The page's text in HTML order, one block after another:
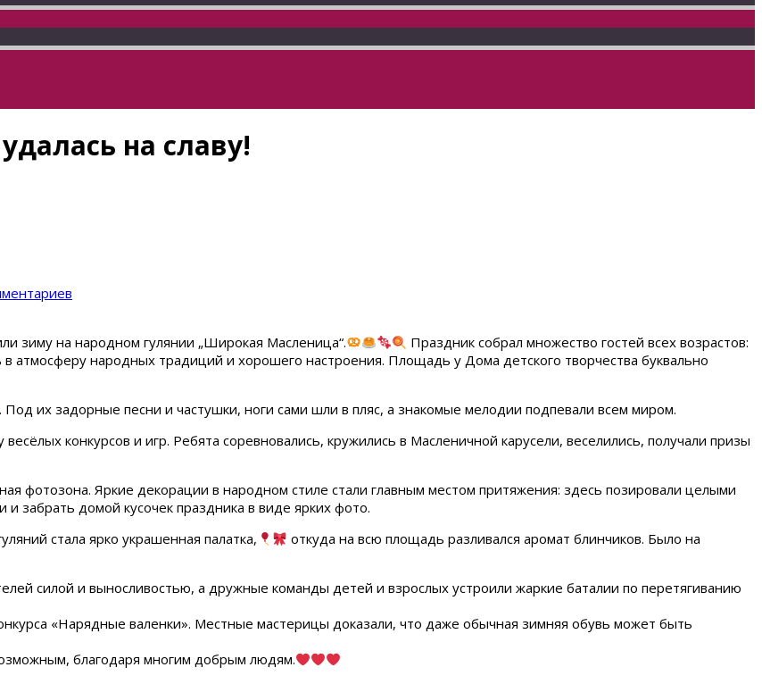
на славу!
зиму на народном гулянии „Широкая Масленица“.
Праздник собрал множество гостей всех возрастов:
атмосферу народных традиций и хорошего настроения. Площадь у Дома детского творчества буквально
. Под их задорные песни и частушки, ноги сами шли в пляс, а знакомые мелодии подпевали всем миром.
конкурсов и игр. Ребята соревновались, кружились в Масленичной карусели, веселились, получали призы
фотозона. Яркие декорации в народном стиле стали главным местом притяжения: здесь позировали целыми
забрать домой кусочек праздника в виде ярких фото.
стала ярко украшенная палатка,
откуда на всю площадь разливался аромат блинчиков. Было на
силой и выносливостью, а дружные команды детей и взрослых устроили жаркие баталии по перетягиванию
«Нарядные валенки». Местные мастерицы доказали, что даже обычная зимняя обувь может быть
благодаря многим добрым людям.